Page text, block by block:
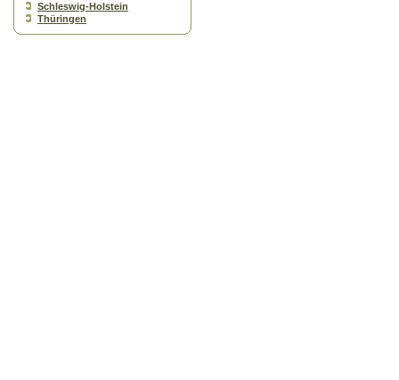
Schleswig-Holstein
Thüringen